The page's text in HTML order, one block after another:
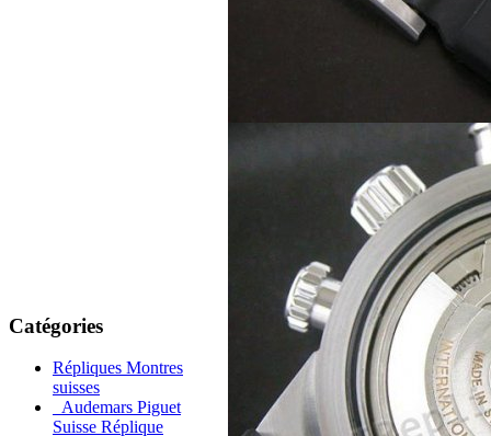
Catégories
Répliques Montres
suisses
Audemars Piguet
Suisse Réplique